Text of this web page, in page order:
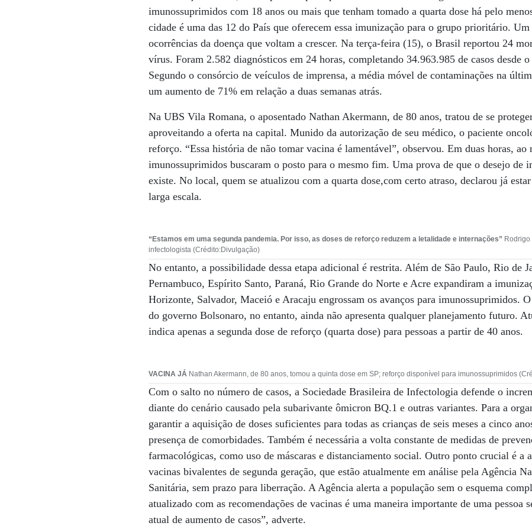
imunossuprimidos com 18 anos ou mais que tenham tomado a quarta dose há pelo
cidade é uma das 12 do País que oferecem essa imunização para o grupo prioritário.
ocorrências da doença que voltam a crescer. Na terça-feira (15), o Brasil reportou 24
vírus. Foram 2.582 diagnósticos em 24 horas, completando 34.963.985 de casos desde
Segundo o consórcio de veículos de imprensa, a média móvel de contaminações na
um aumento de 71% em relação a duas semanas atrás.
Na UBS Vila Romana, o aposentado Nathan Akermann, de 80 anos, tratou de se
aproveitando a oferta na capital. Munido da autorização de seu médico, o paciente
reforço. “Essa história de não tomar vacina é lamentável”, observou. Em duas horas, ao
imunossuprimidos buscaram o posto para o mesmo fim. Uma prova de que o desejo de
existe. No local, quem se atualizou com a quarta dose,com certo atraso, declarou já
larga escala.
“Estamos em uma segunda pandemia. Por isso, as doses de reforço reduzem a letalidade e internações”
infectologista (Crédito:Divulgação)
No entanto, a possibilidade dessa etapa adicional é restrita. Além de São Paulo, Rio de
Pernambuco, Espírito Santo, Paraná, Rio Grande do Norte e Acre expandiram a
Horizonte, Salvador, Maceió e Aracaju engrossam os avanços para imunossuprimidos.
do governo Bolsonaro, no entanto, ainda não apresenta qualquer planejamento futuro.
indica apenas a segunda dose de reforço (quarta dose) para pessoas a partir de 40 anos.
VACINA JÁ Nathan Akermann, de 80 anos, tomou a quinta dose em SP; reforço disponível para imunossuprimidos
Com o salto no número de casos, a Sociedade Brasileira de Infectologia defende o
diante do cenário causado pela subarivante ômicron BQ.1 e outras variantes. Para a
garantir a aquisição de doses suficientes para todas as crianças de seis meses a cinco
presença de comorbidades. Também é necessária a volta constante de medidas de
farmacológicas, como uso de máscaras e distanciamento social. Outro ponto crucial é a
vacinas bivalentes de segunda geração, que estão atualmente em análise pela Agência
Sanitária, sem prazo para liberração. A Agência alerta a população sem o esquema
atualizado com as recomendações de vacinas é uma maneira importante de uma pessoa
atual de aumento de casos”, adverte.